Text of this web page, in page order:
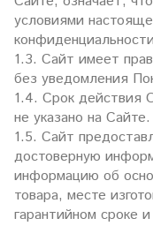
условиями
1.3. Сайт имеет
без уведомления
1.4. Срок действия
не указано на Сайте.
1.5. Сайт
достоверную
информацию об
товара, месте
гарантийном сроке